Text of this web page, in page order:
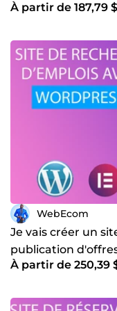
Amelia
À partir de 187,79
WebEcom
Je vais créer un
publication
À partir de 250,39